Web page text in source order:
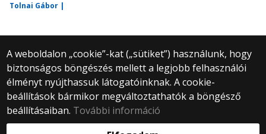
Tolnai Gábor |
A weboldalon „cookie”-kat („sütiket”) használunk, hogy
biztonságos böngészés mellett a legjobb felhasználói
élményt nyújthassuk látogatóinknak. A cookie-
beállítások bármikor megváltoztathatók a böngésző
beállításaiban. További információ
© 2025 Eötvös Loránd Tudományegyetem
Minden jog fenntartva.
1053 Budapest, Egyetem tér 1–3.
Központi telefonszám: +36 1 411 6500
Webfejlesztés: